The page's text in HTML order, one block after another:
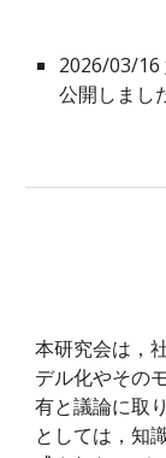
2026/03/16
公開しまし
本研究会は，
デル化やその
有と議論に取
としては，知